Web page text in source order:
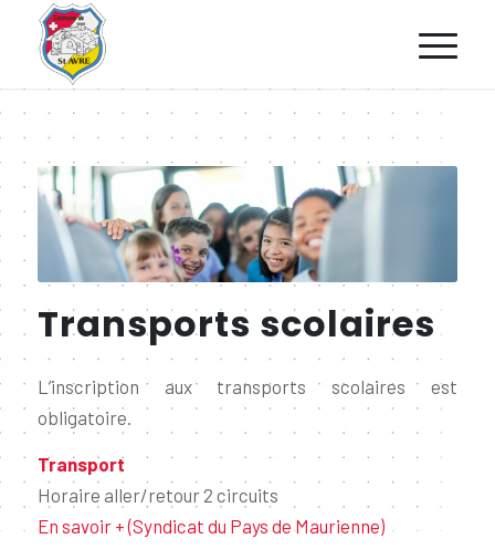
Transports scolaires
L’inscription aux transports scolaires est
obligatoire.
Transport
Horaire aller/retour 2 circuits
En savoir + (Syndicat du Pays de Maurienne)